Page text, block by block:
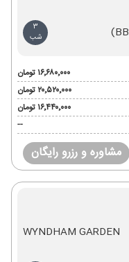
3
شب
۱۶٬۶۸۰٬۰۰۰ تومان
۲۰٬۵۲۰٬۰۰۰ تومان
۱۶٬۴۴۰٬۰۰۰ تومان
--
مشاوره و رزرو رایگان
WYNDHAM GARDEN